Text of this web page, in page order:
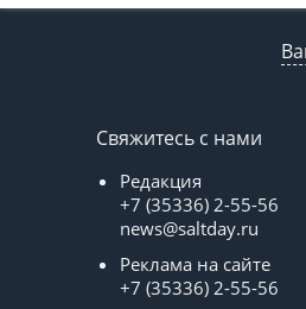
Свяжитесь с нами
Редакция
+7 (35336) 2-55-56
news@saltday.ru
Реклама на сайте
+7 (35336) 2-55-56